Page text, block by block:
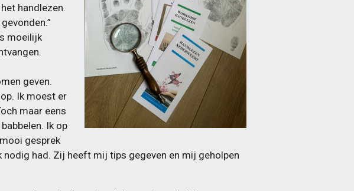
handlezen.
moeilijk
geven.
Ik moest er
maar eens
Ik op
gesprek
had. Zij heeft mij tips gegeven en mij geholpen